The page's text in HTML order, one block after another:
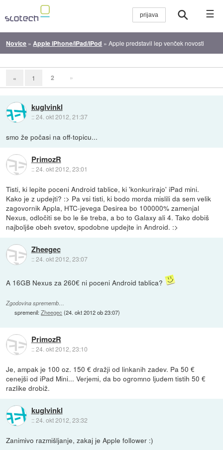
☰
Novice » Apple iPhone/iPad/iPod »Apple predstavil lep venček novosti
« 1 2 »
kuglvinkl
::24. okt 2012, 21:37
smo že počasi na off-topicu...
PrimozR
::24. okt 2012, 23:01
Tisti, ki lepite poceni Android tablice, ki 'konkurirajo' iPad mini.
Kako je z updejti? :> Pa vsi tisti, ki bodo morda mislili da sem velik
zagovornik Appla, HTC-jevega Desirea bo 100000% zamenjal
Nexus, odločiti se bo le še treba, a bo to Galaxy ali 4. Tako dobiš
najboljše obeh svetov, spodobne updejte in Android. :>
Zheegec
::24. okt 2012, 23:07
A 16GB Nexus za 260€ ni poceni Android tablica?
Zgodovina sprememb…
spremenil:Zheegec (24. okt 2012 ob 23:07)
PrimozR
::24. okt 2012, 23:10
Je, ampak je 100 oz. 150 € dražji od linkanih zadev. Pa 50 €
cenejši od iPad Mini... Verjemi, da bo ogromno ljudem tistih 50 €
razlike drobiž.
kuglvinkl
::24. okt 2012, 23:32
Zanimivo razmišljanje, zakaj je Apple follower :)